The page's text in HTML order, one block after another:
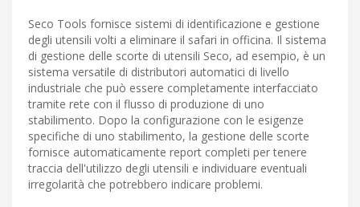
Seco Tools fornisce sistemi di identificazione e gestione
degli utensili volti a eliminare il safari in officina. Il sistema
di gestione delle scorte di utensili Seco, ad esempio, è un
sistema versatile di distributori automatici di livello
industriale che può essere completamente interfacciato
tramite rete con il flusso di produzione di uno
stabilimento. Dopo la configurazione con le esigenze
specifiche di uno stabilimento, la gestione delle scorte
fornisce automaticamente report completi per tenere
traccia dell'utilizzo degli utensili e individuare eventuali
irregolarità che potrebbero indicare problemi.